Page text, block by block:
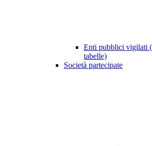
Enti pubblici vigilati
tabelle)
Società partecipate